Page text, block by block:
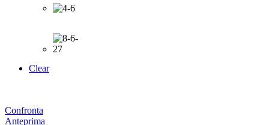
Clear
Confronta
Anteprima